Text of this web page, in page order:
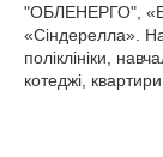
"ОБЛЕНЕРГО",
«Сіндерелла».
поліклініки,
котеджі,